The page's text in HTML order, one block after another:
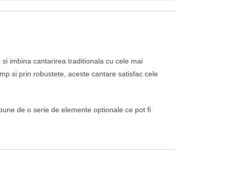
imbina cantarirea traditionala cu cele mai
si prin robustete, aceste cantare satisfac cele
de o serie de elemente optionale ce pot fi